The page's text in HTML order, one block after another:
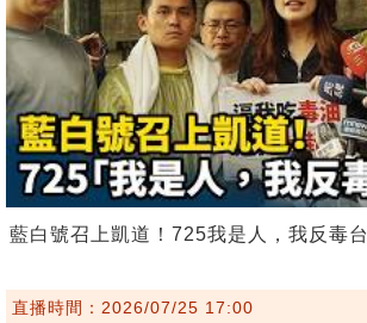
藍白號召上凱道！725我是人，我反毒台
直播時間：2026/07/25 17:00